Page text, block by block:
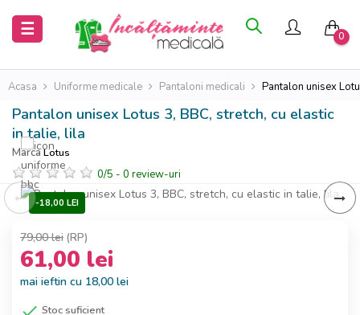
Toggle
navigation
☰ 0
Acasa Uniforme medicale Pantaloni medicali Pantalon unisex
Pantalon unisex Lotus 3, BBC, stretch, cu elastic
in talie, lila
MarcaLotus
0/5 - 0 review-uri
-18,00 LEI
79,00 lei (RP)
61,00 lei
mai ieftin cu 18,00 lei
 Stoc suficient
Inchide
Acasa
Saboti
medicali
Uniforme
medicale
Inchide
Acasa
Saboti
medicali
Uniforme
medicale